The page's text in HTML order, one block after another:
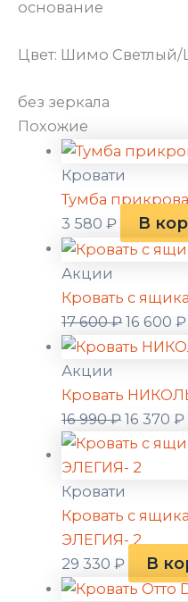
основание
Цвет: Шимо
без зеркала
Похожие
Кровати
Тумба
3 580₽ В
Акции
Кровать с
17 600₽ 16 600₽
Акции
Кровать
16 990₽ 16 370₽
Кровати
Кровать с
ЭЛЕГИЯ- 2
29 330₽ В